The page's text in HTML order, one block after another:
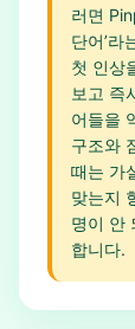
러면
단어’라
첫 인상
보고 즉
어들을
구조와
때는 가
맞는지
명이 안
합니다.